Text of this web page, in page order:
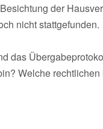
der
nicht stattgefunden.
das
Welche